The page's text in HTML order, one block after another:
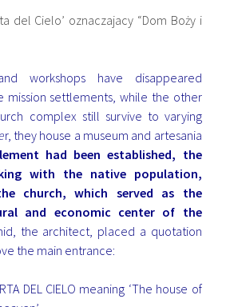
del Cielo’ oznaczajacy “Dom Boży i
workshops have disappeared
settlements, while the other
complex still survive to varying
r, they house a museum and artesania
had been established, the
with the native population,
church, which served as the
and economic center of the
the architect, placed a quotation
the main entrance:
DEL CIELO meaning ‘The house of